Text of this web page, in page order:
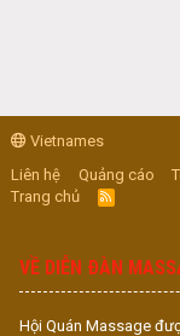
Vietnames
Liên hệ
Quảng cáo
Trang chủ
R
S
VỀ DIỄN ĐÀN
Hội Quán Massage